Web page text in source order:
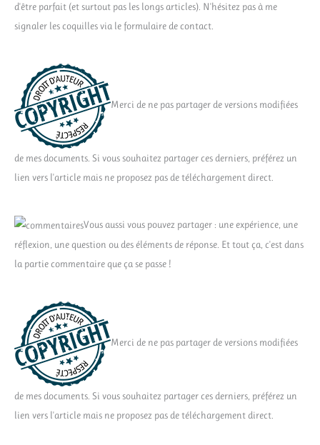
d'être parfait (et surtout pas les longs articles). N'hésitez pas à me
signaler les coquilles via le formulaire de contact.
Merci de ne pas partager de versions modifiées
de mes documents. Si vous souhaitez partager ces derniers, préférez un
lien vers l'article mais ne proposez pas de téléchargement direct.
Vous aussi vous pouvez partager : une expérience, une
réflexion, une question ou des éléments de réponse. Et tout ça, c'est dans
la partie commentaire que ça se passe !
Merci de ne pas partager de versions modifiées
de mes documents. Si vous souhaitez partager ces derniers, préférez un
lien vers l'article mais ne proposez pas de téléchargement direct.